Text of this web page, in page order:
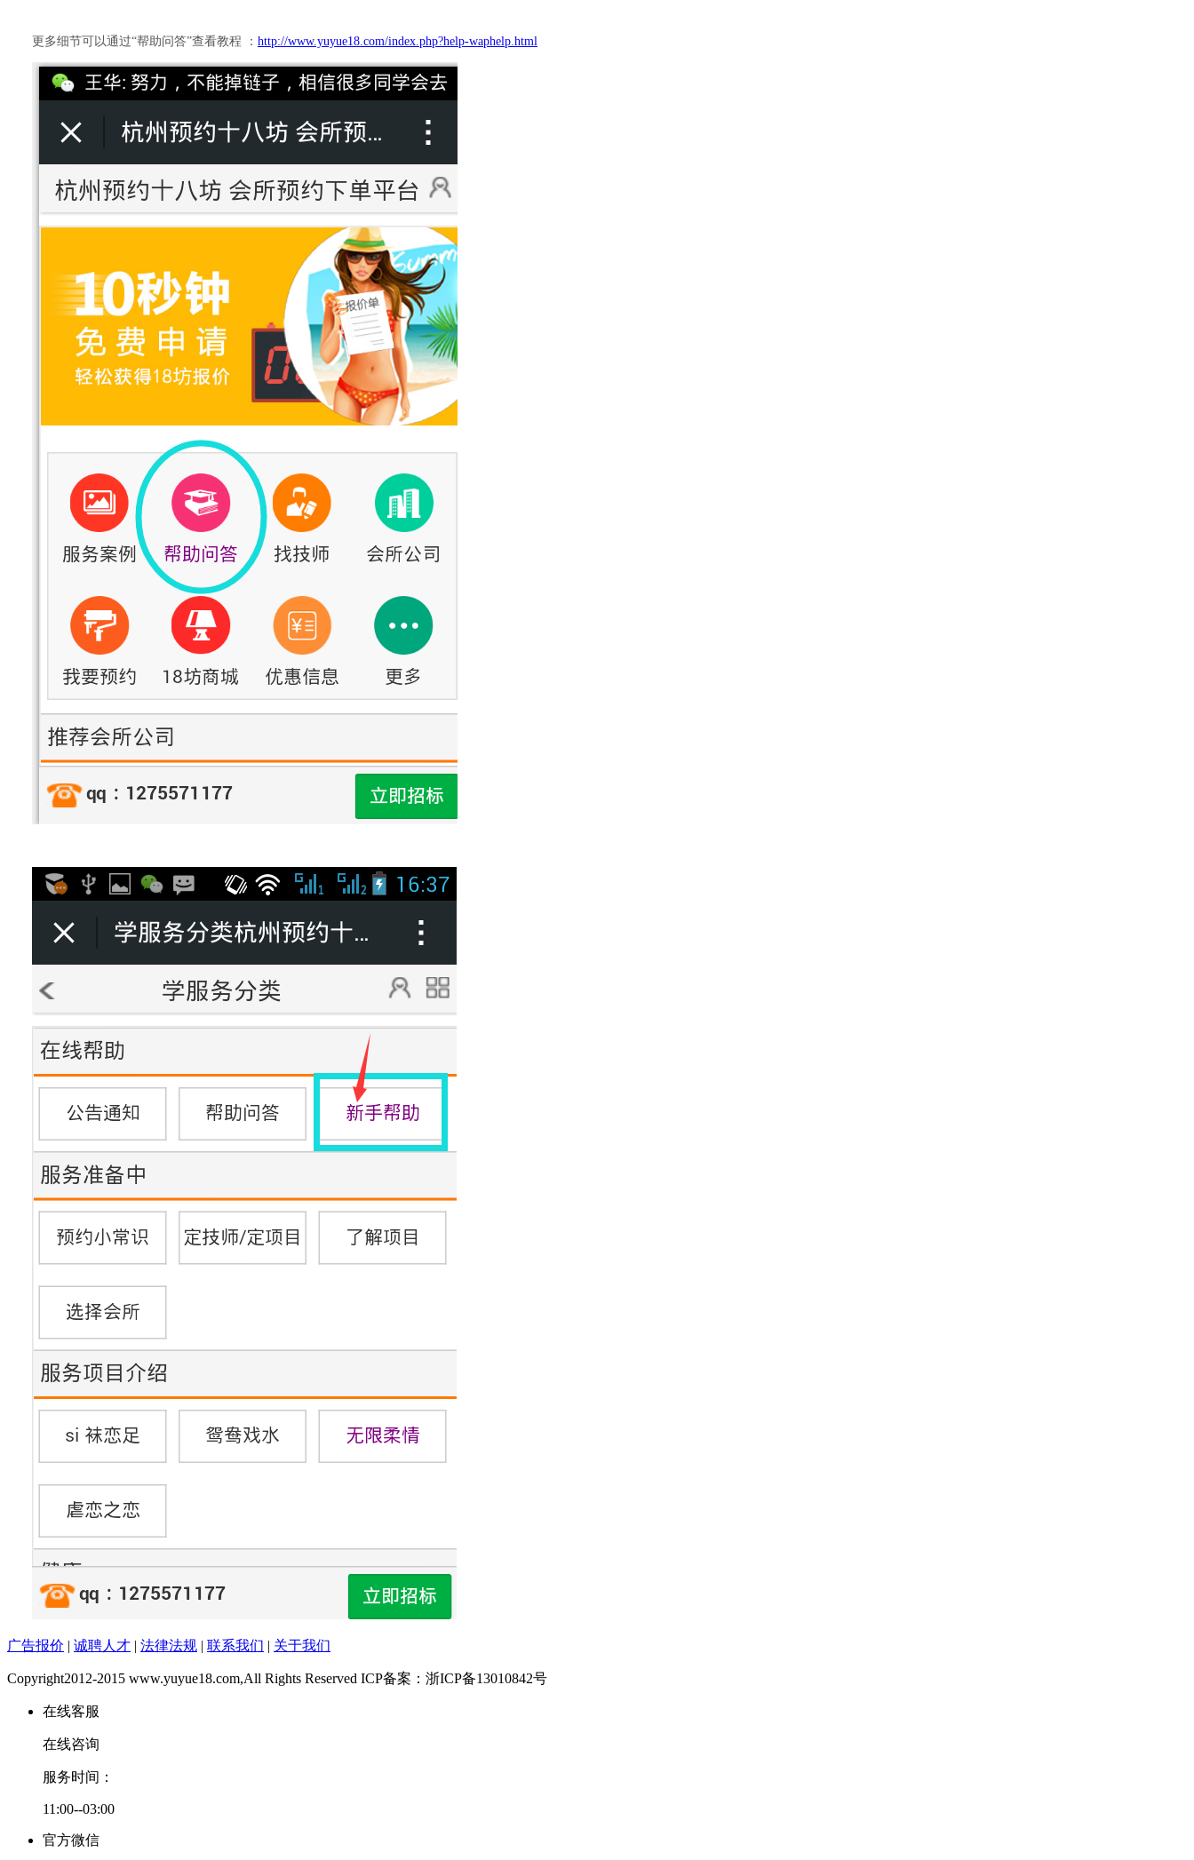
更多细节可以通过“帮助问答”查看教程 ： http://www.yuyue18.com/index.php?help-waphelp.html
广告报价 | 诚聘人才 | 法律法规 | 联系我们 | 关于我们
Copyright2012-2015 www.yuyue18.com,All Rights Reserved ICP备案：浙ICP备13010842号
在线客服
在线咨询
服务时间：
11:00--03:00
官方微信